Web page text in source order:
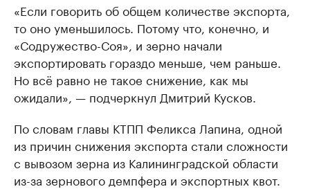
«Если говорить об общем количестве экспорта,
то оно уменьшилось. Потому что, конечно, и
«Содружество-Соя», и зерно начали
экспортировать гораздо меньше, чем раньше.
Но всё равно не такое снижение, как мы
ожидали», — подчеркнул Дмитрий Кусков.
По словам главы КТПП Феликса Лапина, одной
из причин снижения экспорта стали сложности
с вывозом зерна из Калининградской области
из-за зернового демпфера и экспортных квот.